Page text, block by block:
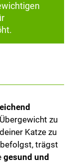
zu
Katze zu
trägst
gesund und